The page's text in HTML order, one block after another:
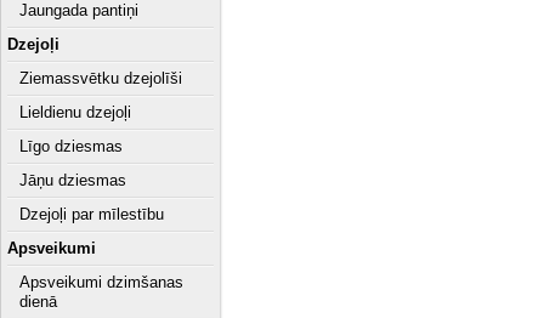
Jaungada pantiņi
Dzejoļi
Ziemassvētku dzejolīši
Lieldienu dzejoļi
Līgo dziesmas
Jāņu dziesmas
Dzejoļi par mīlestību
Apsveikumi
Apsveikumi dzimšanas
dienā